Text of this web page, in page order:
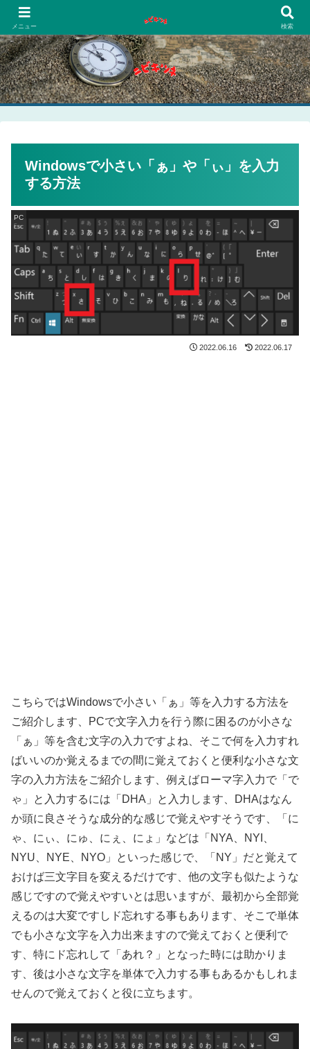
Windowsで小さい「ぁ」や「ぃ」を入力
する方法
PC
2022.06.16 2022.06.17
こちらではWindowsで小さい「ぁ」等を入力する方法を
ご紹介します、PCで文字入力を行う際に困るのが小さな
「ぁ」等を含む文字の入力ですよね、そこで何を入力すれ
ばいいのか覚えるまでの間に覚えておくと便利な小さな文
字の入力方法をご紹介します、例えばローマ字入力で「で
ゃ」と入力するには「DHA」と入力します、DHAはなん
か頭に良さそうな成分的な感じで覚えやすそうです、「に
ゃ、にぃ、にゅ、にぇ、にょ」などは「NYA、NYI、
NYU、NYE、NYO」といった感じで、「NY」だと覚えて
おけば三文字目を変えるだけです、他の文字も似たような
感じですので覚えやすいとは思いますが、最初から全部覚
えるのは大変ですしド忘れする事もあります、そこで単体
でも小さな文字を入力出来ますので覚えておくと便利で
す、特にド忘れして「あれ？」となった時には助かりま
す、後は小さな文字を単体で入力する事もあるかもしれま
せんので覚えておくと役に立ちます。
メニュー 検索